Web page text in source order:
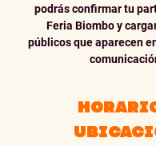
podrás confirmar tu
Feria Biombo y
públicos que aparecen